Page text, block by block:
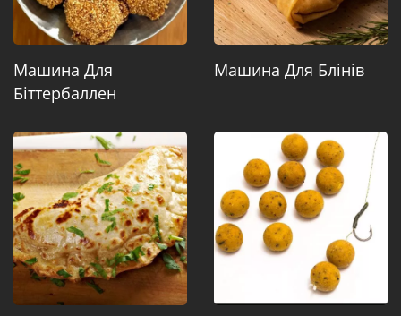
Машина Для
Біттербаллен
Машина Для Блінів